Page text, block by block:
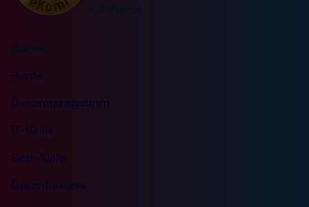
i
*
4,8 Sterne
Kurse
Home
Gesamtprogramm
IT-Skills
Soft-Skills
Garantiekurse